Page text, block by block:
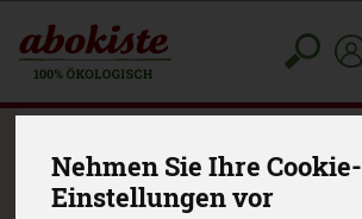
Nehmen Sie Ihre Cookie-
Einstellungen vor